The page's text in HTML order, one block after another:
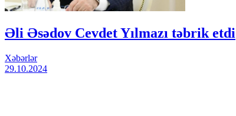
Əli Əsədov Cevdet Yılmazı təbrik etdi
Xəbərlər
29.10.2024